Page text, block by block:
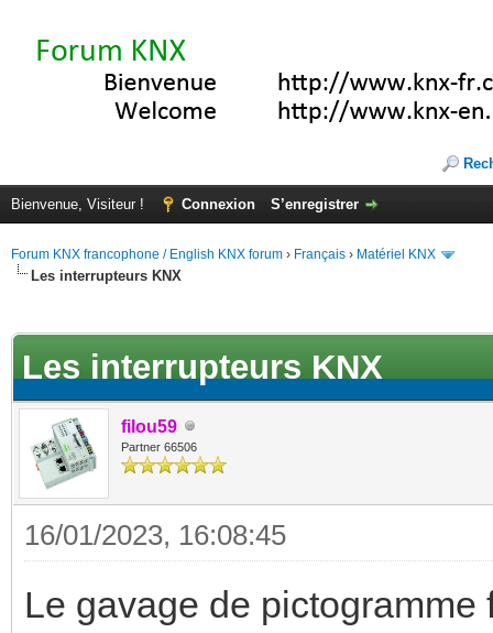
Bienvenue, Visiteur ! Connexion S’enregistrer
Forum KNX francophone / English KNX forum › Français › Matériel KNX
Les interrupteurs KNX
Les interrupteurs KNX
filou59
Partner 66506
16/01/2023, 16:08:45
Le gavage de